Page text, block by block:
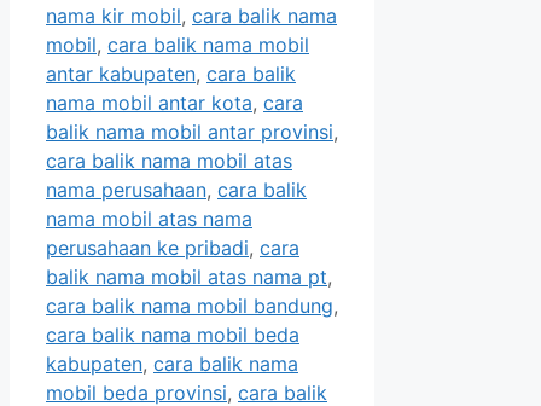
nama kir mobil, cara balik nama
mobil, cara balik nama mobil
antar kabupaten, cara balik
nama mobil antar kota, cara
balik nama mobil antar provinsi,
cara balik nama mobil atas
nama perusahaan, cara balik
nama mobil atas nama
perusahaan ke pribadi, cara
balik nama mobil atas nama pt,
cara balik nama mobil bandung,
cara balik nama mobil beda
kabupaten, cara balik nama
mobil beda provinsi, cara balik